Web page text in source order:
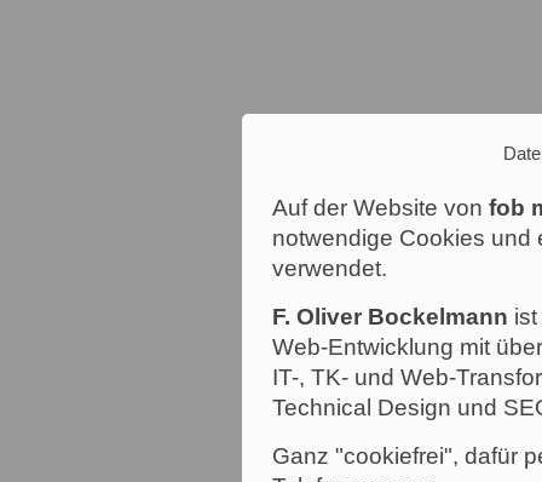
Auf der Website von fob
notwendige Cookies und
verwendet.
F. Oliver Bockelmann
Web-Entwicklung mit
IT-, TK- und Web-
Technical Design und
Ganz "cookiefrei", dafür